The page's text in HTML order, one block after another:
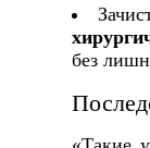
без